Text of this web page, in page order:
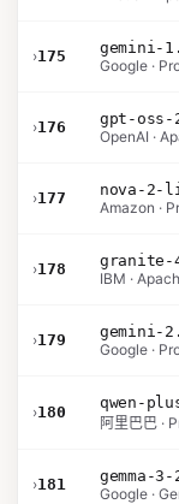
›175
gemini-
Google ·
›176
gpt-oss-
OpenAI ·
›177
nova-2-
Amazon ·
›178
granite-
IBM ·
›179
Google ·
›180
qwen-
阿里巴巴 ·
›181
gemma-
Google ·